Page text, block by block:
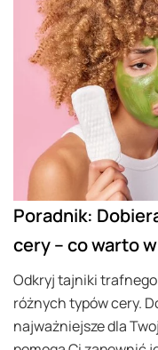
Poradnik:
cery – co warto
Odkryj tajniki
różnych typów cery.
najważniejsze dla